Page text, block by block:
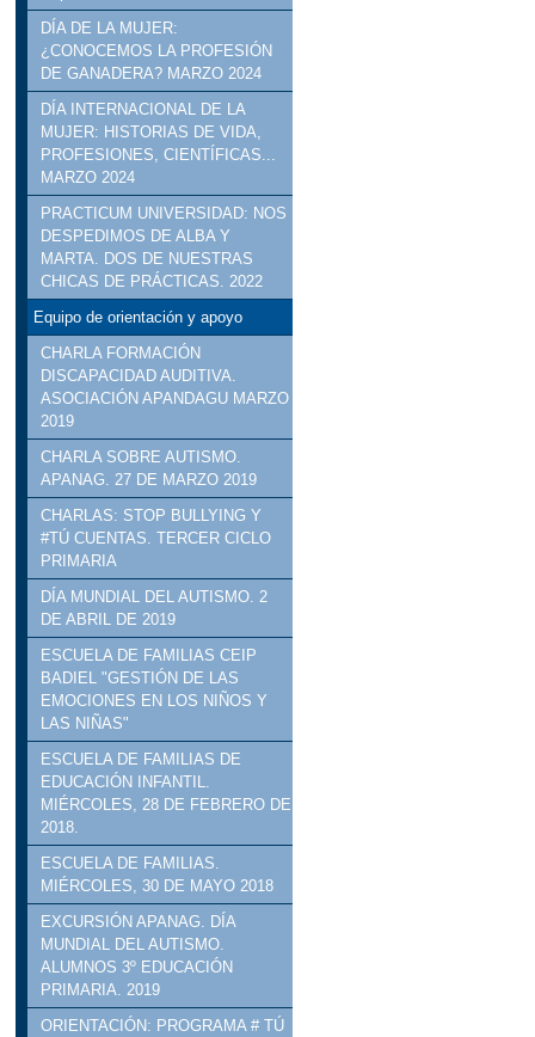
DÍA DE LA MUJER:
¿CONOCEMOS LA PROFESIÓN
DE GANADERA? MARZO 2024
DÍA INTERNACIONAL DE LA
MUJER: HISTORIAS DE VIDA,
PROFESIONES, CIENTÍFICAS...
MARZO 2024
PRACTICUM UNIVERSIDAD: NOS
DESPEDIMOS DE ALBA Y
MARTA. DOS DE NUESTRAS
CHICAS DE PRÁCTICAS. 2022
Equipo de orientación y apoyo
CHARLA FORMACIÓN
DISCAPACIDAD AUDITIVA.
ASOCIACIÓN APANDAGU MARZO
2019
CHARLA SOBRE AUTISMO.
APANAG. 27 DE MARZO 2019
CHARLAS: STOP BULLYING Y
#TÚ CUENTAS. TERCER CICLO
PRIMARIA
DÍA MUNDIAL DEL AUTISMO. 2
DE ABRIL DE 2019
ESCUELA DE FAMILIAS CEIP
BADIEL "GESTIÓN DE LAS
EMOCIONES EN LOS NIÑOS Y
LAS NIÑAS"
ESCUELA DE FAMILIAS DE
EDUCACIÓN INFANTIL.
MIÉRCOLES, 28 DE FEBRERO DE
2018.
ESCUELA DE FAMILIAS.
MIÉRCOLES, 30 DE MAYO 2018
EXCURSIÓN APANAG. DÍA
MUNDIAL DEL AUTISMO.
ALUMNOS 3º EDUCACIÓN
PRIMARIA. 2019
ORIENTACIÓN: PROGRAMA # TÚ